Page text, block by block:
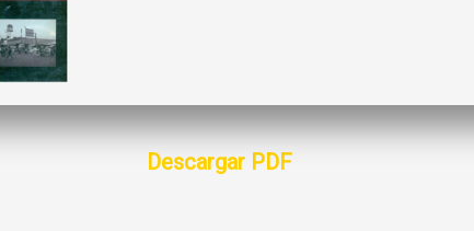
Descargar PDF